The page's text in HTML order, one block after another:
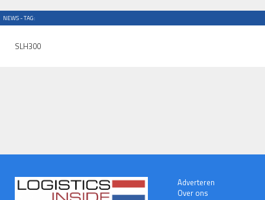
NEWS - TAG:
SLH300
Adverteren
Over ons